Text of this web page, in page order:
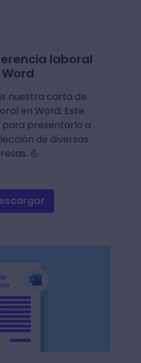
laboral
nuestra carta de
en Word. Este
para presentarlo a
de diversas
💪